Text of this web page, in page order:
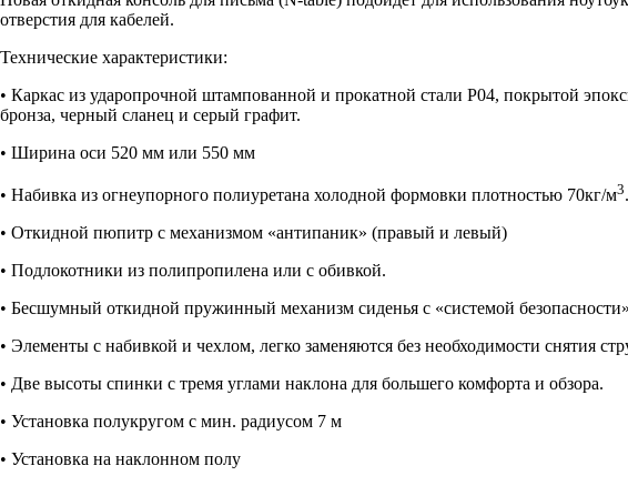
отверстия для кабелей.
Технические характеристики:
• Каркас из ударопрочной штампованной и прокатной стали P04, покрытой
бронза, черный сланец и серый графит.
• Ширина оси 520 мм или 550 мм
• Набивка из огнеупорного полиуретана холодной формовки плотностью 70кг/м3.
• Откидной пюпитр с механизмом «антипаник» (правый и левый)
• Подлокотники из полипропилена или с обивкой.
• Бесшумный откидной пружинный механизм сиденья с «системой безопасности»
• Элементы с набивкой и чехлом, легко заменяются без необходимости снятия
• Две высоты спинки с тремя углами наклона для большего комфорта и обзора.
• Установка полукругом с мин. радиусом 7 м
• Установка на наклонном полу